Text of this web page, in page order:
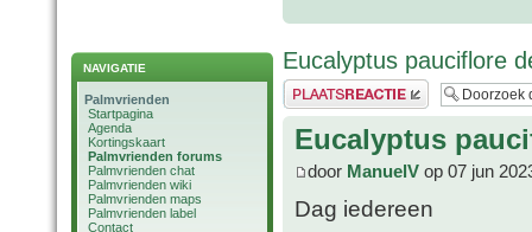
NAVIGATIE
Palmvrienden
Startpagina
Agenda
Kortingskaart
Palmvrienden forums
Palmvrienden chat
Palmvrienden wiki
Palmvrienden maps
Palmvrienden label
Contact
Eucalyptus pauciflore
Plaats een reactie
Eucalyptus
door ManuelV op 07 jun
Dag iedereen